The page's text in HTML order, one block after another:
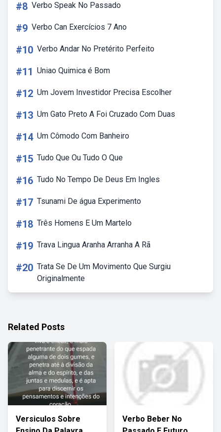
#8 Verbo Speak No Passado
#9 Verbo Can Exercícios 7 Ano
#10 Verbo Andar No Pretérito Perfeito
#11 Uniao Quimica é Bom
#12 Um Jovem Investidor Precisa Escolher
#13 Um Gato Preto A Foi Cruzado Com Duas
#14 Um Cômodo Com Banheiro
#15 Tudo Que Ou Tudo O Que
#16 Tudo No Tempo De Deus Em Ingles
#17 Tsunami De água Experimento
#18 Três Homens E Um Martelo
#19 Trava Lingua Aranha Arranha A Rã
#20 Trata Se De Um Movimento Que Surgiu
Originalmente
Related Posts
Versiculos Sobre
Verbo Beber No